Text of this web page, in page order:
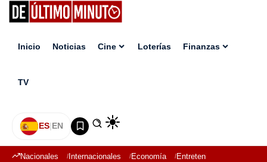
Inicio Noticias Cine Loterías Finanzas
TV
ES|EN
Nacionales Internacionales Economía Entretenimiento